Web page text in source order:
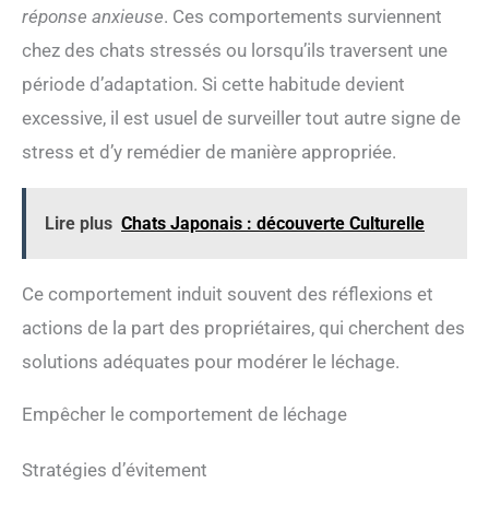
réponse anxieuse. Ces comportements surviennent
chez des chats stressés ou lorsqu’ils traversent une
période d’adaptation. Si cette habitude devient
excessive, il est usuel de surveiller tout autre signe de
stress et d’y remédier de manière appropriée.
Lire plus Chats Japonais : découverte Culturelle
Ce comportement induit souvent des réflexions et
actions de la part des propriétaires, qui cherchent des
solutions adéquates pour modérer le léchage.
Empêcher le comportement de léchage
Stratégies d’évitement